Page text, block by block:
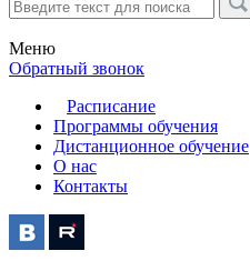
Меню
Обратный звонок
Расписание
Программы обучения
Дистанционное обучение
О нас
Контакты